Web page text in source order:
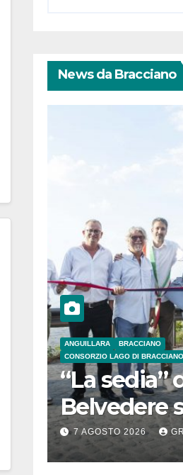
News da Bracciano
ANGUILLARA
BRACCIANO
CONSORZIO LAGO DI BRACCIANO
“La sedia”
Belvedere
Bracciano:
7 AGOSTO 2026